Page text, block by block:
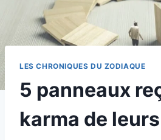
LES CHRONIQUES DU ZODIAQUE
5 panneaux
karma de